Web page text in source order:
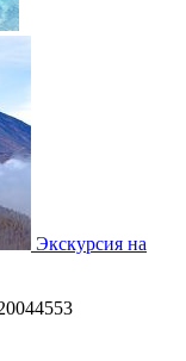
Экскурсия на